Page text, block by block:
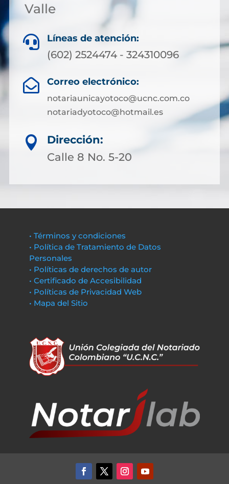
Valle
 Líneas de atención:
(602) 2524474 - 324310096
 Correo electrónico:
notariaunicayotoco@ucnc.com.co
notariadyotoco@hotmail.es

Dirección:
Calle 8 No. 5-20
• Términos y condiciones
• Política de Tratamiento de Datos
Personales
• Políticas de derechos de autor
• Certificado de Accesibilidad
• Políticas de Privacidad Web
• Mapa del Sitio